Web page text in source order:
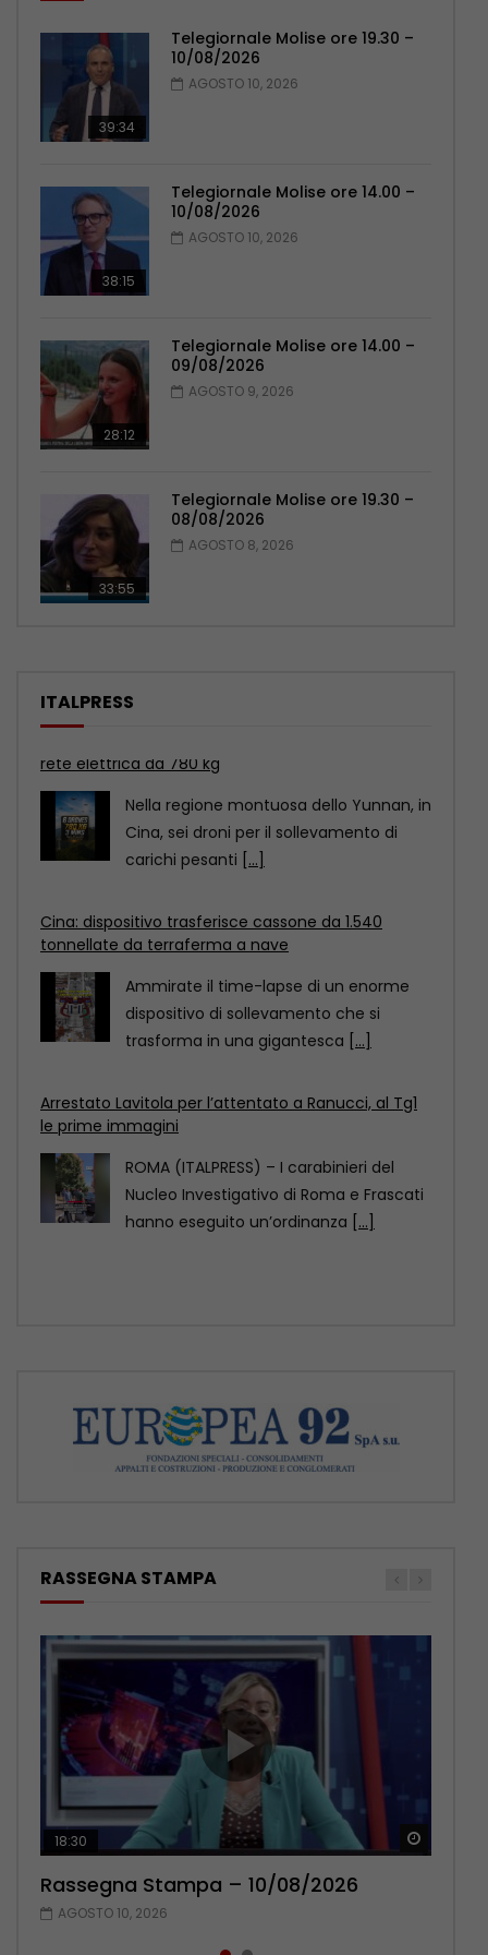
39:34
Telegiornale Molise ore 19.30 –
10/08/2026
AGOSTO 10, 2026
38:15
Telegiornale Molise ore 14.00 –
10/08/2026
AGOSTO 10, 2026
28:12
Telegiornale Molise ore 14.00 –
09/08/2026
AGOSTO 9, 2026
33:55
Telegiornale Molise ore 19.30 –
08/08/2026
AGOSTO 8, 2026
ITALPRESS
Cina: dispositivo trasferisce cassone da 1.540
tonnellate da terraferma a nave
Ammirate il time-lapse di un enorme
dispositivo di sollevamento che si
Arrestato Lavitola per l’attentato a Ranucci, al Tg1
le prime immagini
ROMA (ITALPRESS) – I carabinieri del
Nucleo Investigativo di Roma e Frascati
Cina, nello Yunnan droni sollevano componente di
rete elettrica da 780 kg
Nella regione montuosa dello Yunnan, in
Cina, sei droni per il sollevamento di
RASSEGNA STAMPA
18:30
Rassegna Stampa – 10/08/2026
AGOSTO 10, 2026
20:13
Rassegna Stampa – 09/08/2026
AGOSTO 9, 2026